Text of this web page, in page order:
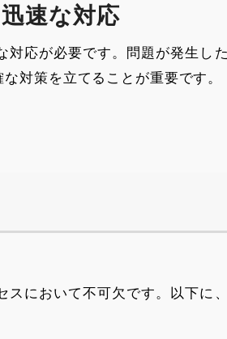
速な対応
対応が必要です。問題が発生し
対策を立てることが重要です。
スにおいて不可欠です。以下に